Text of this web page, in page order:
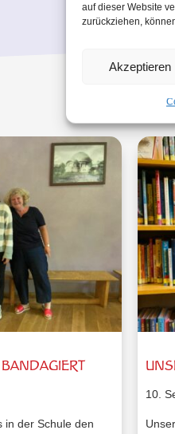
auf dieser Website
zurückziehen,
Akzeptieren
in der Schule den
10.